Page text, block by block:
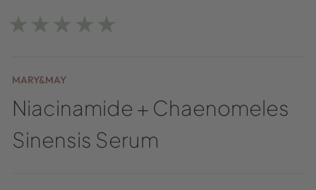
★★★★★
MARY&MAY
Niacinamide + Chaenomeles
Sinensis Serum